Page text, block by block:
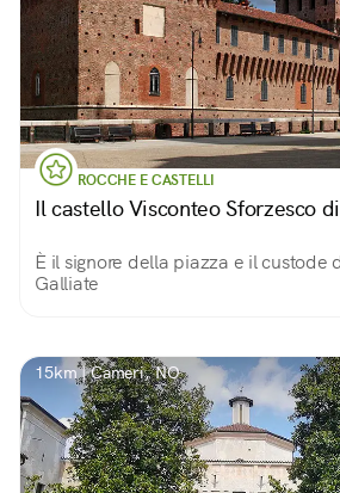
ROCCHE E CASTELLI
Il castello Visconteo Sforzesco
È il signore della piazza e il custode
Galliate
15km | Cameri, NO